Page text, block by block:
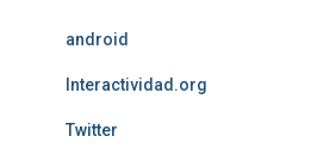
android
Interactividad.org
Twitter